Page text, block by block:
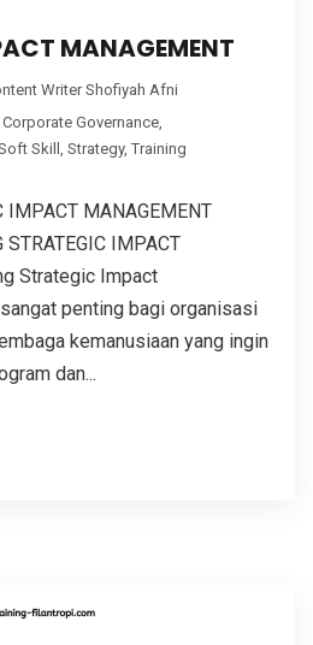
MANAGEMENT
Writer Shofiyah Afni
Governance,
Skill , Strategy, Training
IMPACT MANAGEMENT
IMPACT
Strategic Impact
penting bagi organisasi
kemanusiaan yang ingin
dan...